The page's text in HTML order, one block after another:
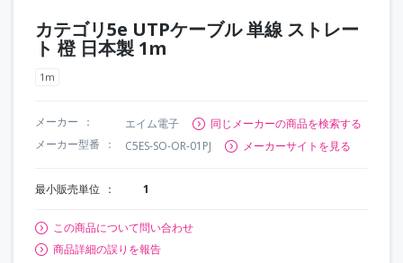
カテゴリ5e UTPケーブル 単線 ストレー
ト 橙 日本製 1m
1m
メーカー エイム電子
同じメーカーの商品を検索する
メーカー型番
C5ES-SO-OR-01PJ メーカーサイトを見る
最小販売単位 1
この商品について問い合わせ
商品詳細の誤りを報告